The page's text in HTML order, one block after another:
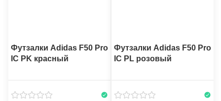
Футзалки Adidas F50 Pro
IC PK красный
Футзалки Adidas F50 Pro
IC PL розовый